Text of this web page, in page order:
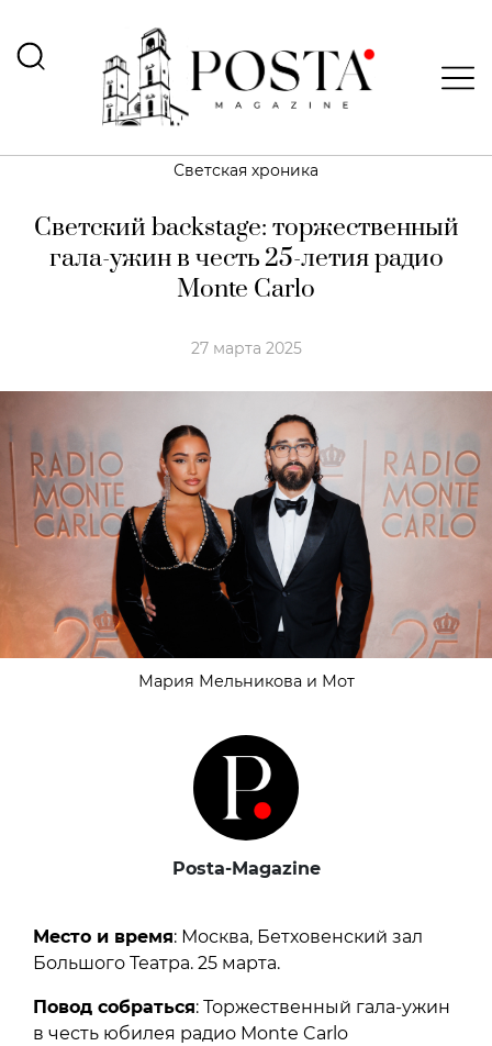
Светская хроника
Светский backstage: торжественный
гала-ужин в честь 25-летия радио
Monte Carlo
27 марта 2025
Мария Мельникова и Мот
Posta-Magazine
Место и время: Москва, Бетховенский зал
Большого Театра. 25 марта.
Повод собраться: Торжественный гала-ужин
в честь юбилея радио Monte Carlo